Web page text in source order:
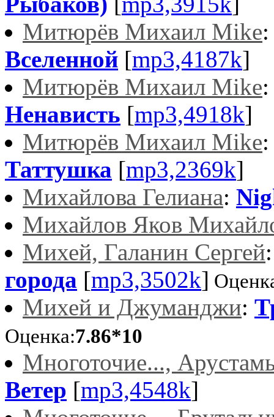
Митюрёв Михаил Mike
Вселенной [mp3,4187k]
Митюрёв Михаил Mike
Ненависть [mp3,4918k]
Митюрёв Михаил Mike
Таттушка [mp3,2369k]
Михайлова Гелиана:
Михайлов Яков
Михей, Галанин Сергей
города [mp3,3502k]
Михей и Джуманджи:
Оценка:7.86*10
Многоточие...,
Ветер [mp3,4548k]